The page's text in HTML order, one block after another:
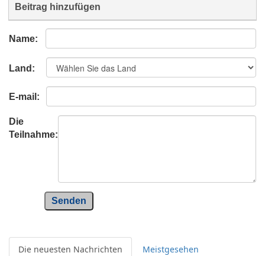
Beitrag hinzufügen
Name:
Land:
E-mail:
Die
Teilnahme:
Senden
Die neuesten Nachrichten Meistgesehen